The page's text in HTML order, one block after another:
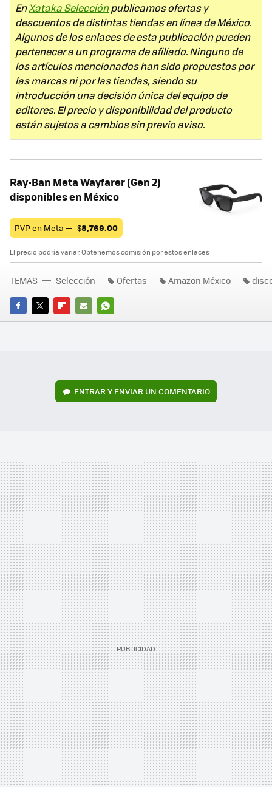
EnXataka Selecciónpublicamos ofertas y
descuentos de distintas tiendas en línea de México.
Algunos de los enlaces de esta publicación pueden
pertenecer a un programa de afiliado. Ninguno de
los artículos mencionados han sido propuestos por
las marcas ni por las tiendas, siendo su
introducción una decisión única del equipo de
editores. El precio y disponibilidad del producto
están sujetos a cambios sin previo aviso.
Ray-Ban Meta Wayfarer (Gen 2)
disponibles en México
PVP en Meta — $8,769.00
El precio podría variar. Obtenemos comisión por estos enlaces
FACEBOOK
TWITTERFLIPBOARD
E-
WHATSAPP
TEMAS Selección Ofertas Amazon México
ENTRAR Y ENVIAR UN COMENTARIO